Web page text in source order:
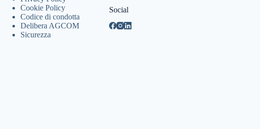
Cookie Policy
Codice di condotta
Delibera AGCOM
Sicurezza
Social